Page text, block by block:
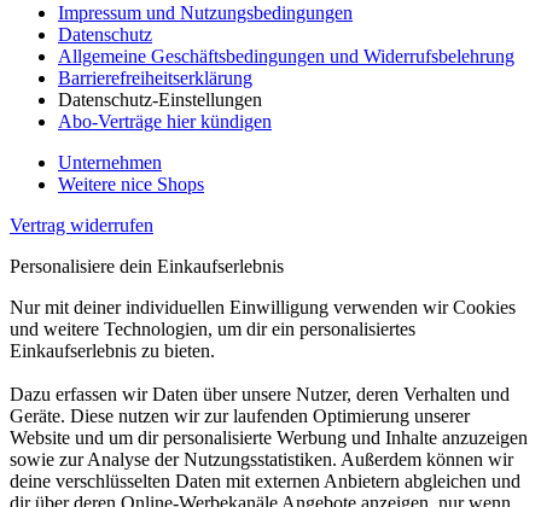
Impressum und Nutzungsbedingungen
Datenschutz
Allgemeine Geschäftsbedingungen und Widerrufsbelehrung
Barrierefreiheitserklärung
Datenschutz-Einstellungen
Abo-Verträge hier kündigen
Unternehmen
Weitere nice Shops
Vertrag widerrufen
Personalisiere dein Einkaufserlebnis
Nur mit deiner individuellen Einwilligung verwenden wir Cookies
und weitere Technologien, um dir ein personalisiertes
Einkaufserlebnis zu bieten.
Dazu erfassen wir Daten über unsere Nutzer, deren Verhalten und
Geräte. Diese nutzen wir zur laufenden Optimierung unserer
Website und um dir personalisierte Werbung und Inhalte anzuzeigen
sowie zur Analyse der Nutzungsstatistiken. Außerdem können wir
deine verschlüsselten Daten mit externen Anbietern abgleichen und
dir über deren Online-Werbekanäle Angebote anzeigen, nur wenn